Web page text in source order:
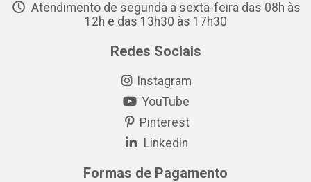
Atendimento de segunda a sexta-feira das 08h às
12h e das 13h30 às 17h30
Redes Sociais
Instagram
YouTube
Pinterest
Linkedin
Formas de Pagamento